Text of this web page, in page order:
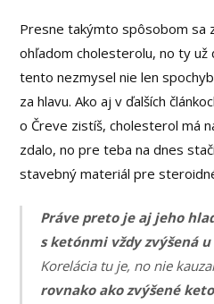
Presne takýmto spôsobom sa
ohľadom cholesterolu, no ty už
tento nezmysel nie len
za hlavu. Ako aj v ďalších
o Čreve zistíš, cholesterol má
zdalo, no pre teba na dnes
stavebný materiál pre
Práve preto je aj jeho
s ketónmi vždy zvýšená
Korelácia tu je, no nie
rovnako ako zvýšené